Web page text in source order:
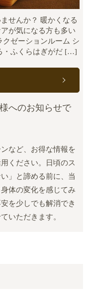
せんか？ 暖かくなる
が気になる方も多い
クゼーションルーム シ
・ふくらはぎがだ […]
へのお知らせで
など、お得な情報を
ください。日頃のス
」と諦める前に、当
体の変化を感じてみ
を少しでも解消でき
いただきます。